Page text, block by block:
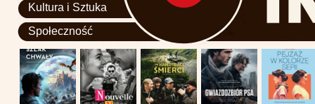
Kultura i Sztuka
Społeczność